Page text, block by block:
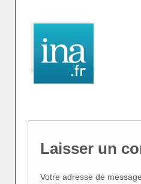
Laisser un
Votre adresse de